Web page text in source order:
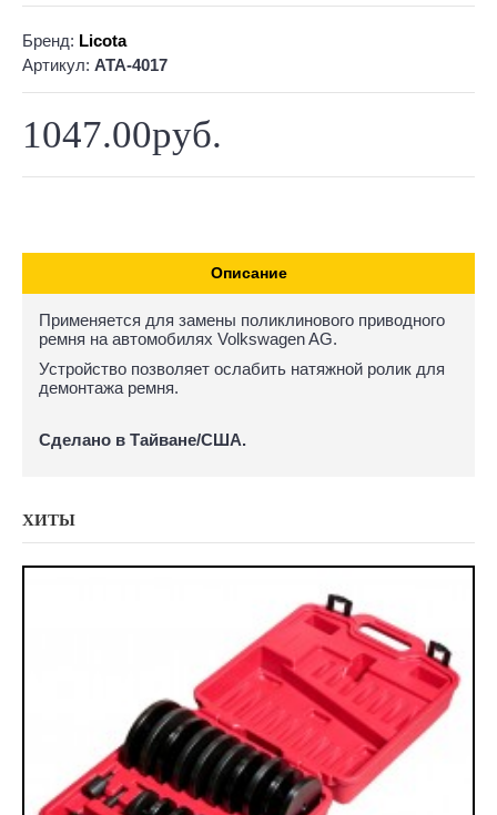
Бренд: Licota
Артикул: ATA-4017
1047.00руб.
Описание
Применяется для замены поликлинового приводного
ремня на автомобилях Volkswagen AG.
Устройство позволяет ослабить натяжной ролик для
демонтажа ремня.
Сделано в Тайване/США.
ХИТЫ